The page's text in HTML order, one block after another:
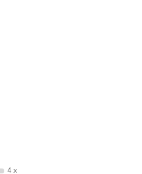
4 x